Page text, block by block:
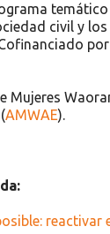
civil y los
por
Mujeres
AMWAE).
reactivar